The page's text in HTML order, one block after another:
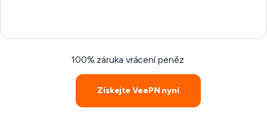
100% záruka vrácení peněz
Získejte VeePN nyní